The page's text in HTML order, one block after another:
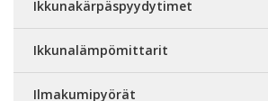
Ikkunakärpäspyydytimet
Ikkunalämpömittarit
Ilmakumipyörät